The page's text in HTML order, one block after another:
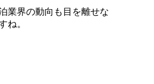
業界の動向も目を離せな
ね。